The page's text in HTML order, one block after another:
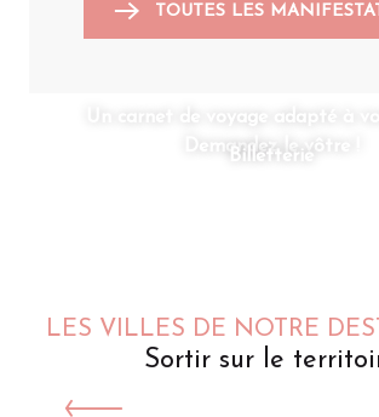
TOUTES LES
Un carnet de voyage adapté à
Demandez le vôtre !
Billetterie
LES VILLES DE NOTRE
Sortir sur le